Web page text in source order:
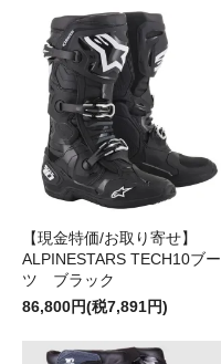
【現金特価/お取り寄せ】
ALPINESTARS TECH10ブー
ツ ブラック
86,800円(税7,891円)